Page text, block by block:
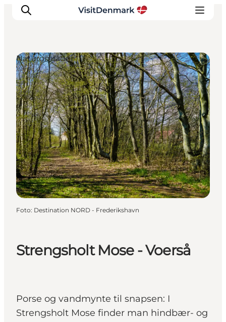
Inspiration
Destinationer
Oplevelser
Overnatning
Planlæg ferien
Strengsholt Mose - Voerså
Porse og vandmynte til snapsen: I
Strengsholt Mose finder man hindbær- og
Naturområder
Foto: Destination NORD - Frederikshavn